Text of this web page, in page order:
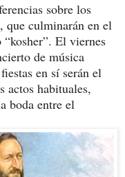
sobre los
que culminarán en el
El viernes
de música
en sí serán el
actos habituales,
boda entre el